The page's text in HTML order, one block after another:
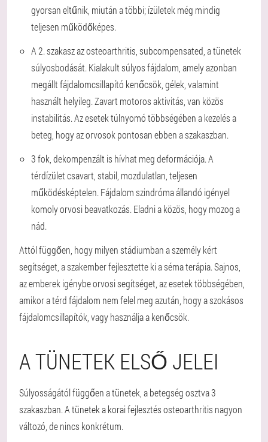
gyorsan eltűnik, miután a többi; ízületek még mindig
teljesen működőképes.
A 2. szakasz az osteoarthritis, subcompensated, a tünetek
súlyosbodását. Kialakult súlyos fájdalom, amely azonban
megállt fájdalomcsillapító kenőcsök, gélek, valamint
használt helyileg. Zavart motoros aktivitás, van közös
instabilitás. Az esetek túlnyomó többségében a kezelés a
beteg, hogy az orvosok pontosan ebben a szakaszban.
3 fok, dekompenzált is hívhat meg deformációja. A
térdízület csavart, stabil, mozdulatlan, teljesen
működésképtelen. Fájdalom szindróma állandó igényel
komoly orvosi beavatkozás. Eladni a közös, hogy mozog a
nád.
Attól függően, hogy milyen stádiumban a személy kért
segítséget, a szakember fejlesztette ki a séma terápia. Sajnos,
az emberek igénybe orvosi segítséget, az esetek többségében,
amikor a térd fájdalom nem felel meg azután, hogy a szokásos
fájdalomcsillapítók, vagy használja a kenőcsök.
A TÜNETEK ELSŐ JELEI
Súlyosságától függően a tünetek, a betegség osztva 3
szakaszban. A tünetek a korai fejlesztés osteoarthritis nagyon
változó, de nincs konkrétum.